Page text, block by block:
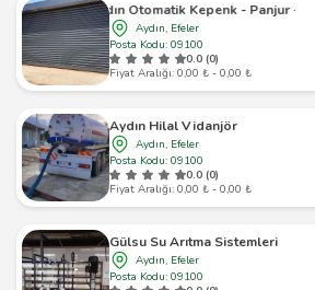
Aydın Otomatik Kepenk - Panjur - Kapı
Aydın, Efeler
Posta Kodu: 09100
0.0 (0)
Fiyat Aralığı: 0,00 ₺ - 0,00 ₺
Aydın Hilal Vidanjör
Aydın, Efeler
Posta Kodu: 09100
0.0 (0)
Fiyat Aralığı: 0,00 ₺ - 0,00 ₺
Gülsu Su Arıtma Sistemleri
Aydın, Efeler
Posta Kodu: 09100